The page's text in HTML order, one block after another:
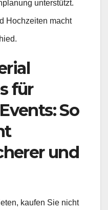
unterstützt.
Hochzeiten macht
für
So
und
kaufen Sie nicht